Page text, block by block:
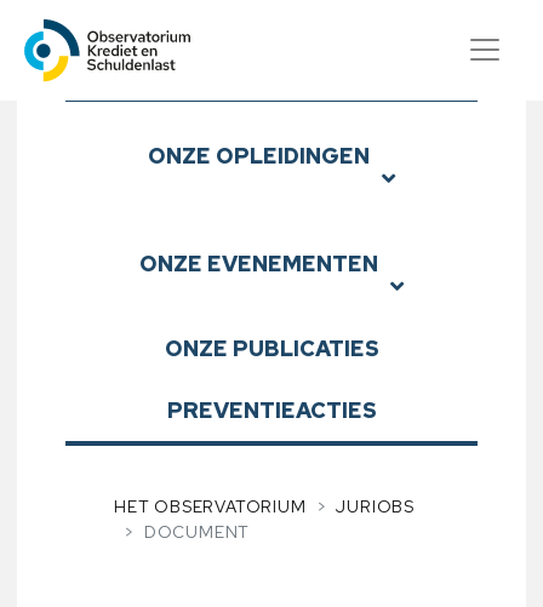
Observatorium Krediet en
Submenu
ONZE OPLEIDINGEN
ONZE EVENEMENTEN
ONZE PUBLICATIES
PREVENTIEACTIES
HET OBSERVATORIUM
JURIOBS
DOCUMENT